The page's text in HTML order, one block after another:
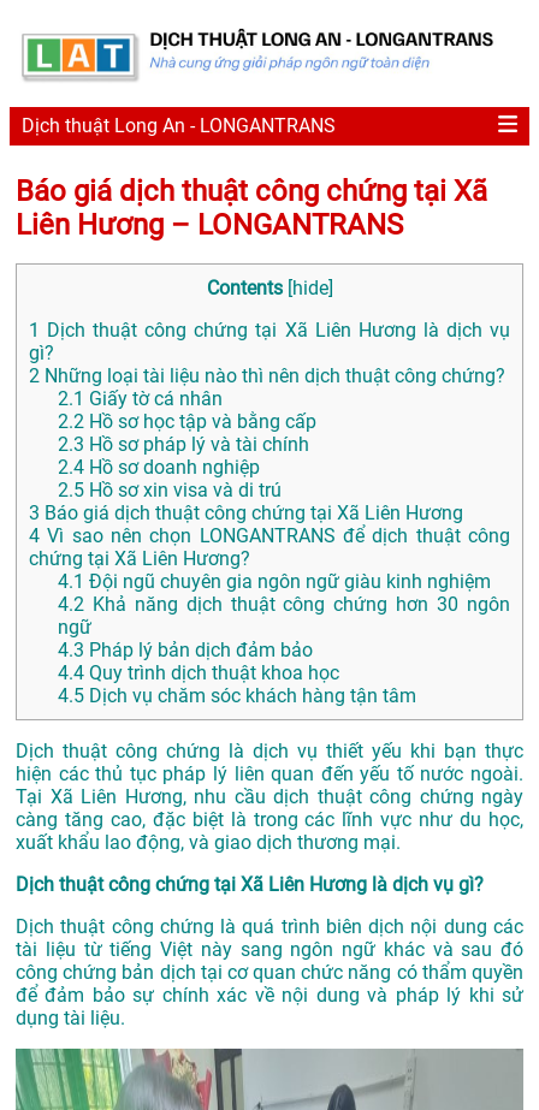
Dịch thuật Long An - LONGANTRANS
Báo giá dịch thuật công chứng tại Xã
Liên Hương – LONGANTRANS
Contents [hide]
1
Dịch thuật công chứng tại Xã Liên Hương là dịch vụ
gì?
2 Những loại tài liệu nào thì nên dịch thuật công chứng?
2.1 Giấy tờ cá nhân
2.2 Hồ sơ học tập và bằng cấp
2.3 Hồ sơ pháp lý và tài chính
2.4 Hồ sơ doanh nghiệp
2.5 Hồ sơ xin visa và di trú
3 Báo giá dịch thuật công chứng tại Xã Liên Hương
4 Vì sao nên chọn LONGANTRANS để dịch thuật công
chứng tại Xã Liên Hương?
4.1 Đội ngũ chuyên gia ngôn ngữ giàu kinh nghiệm
4.2 Khả năng dịch thuật công chứng hơn 30 ngôn
ngữ
4.3 Pháp lý bản dịch đảm bảo
4.4 Quy trình dịch thuật khoa học
4.5 Dịch vụ chăm sóc khách hàng tận tâm
Dịch thuật công chứng là dịch vụ thiết yếu khi bạn thực
hiện các thủ tục pháp lý liên quan đến yếu tố nước ngoài.
Tại Xã Liên Hương, nhu cầu dịch thuật công chứng ngày
càng tăng cao, đặc biệt là trong các lĩnh vực như du học,
xuất khẩu lao động, và giao dịch thương mại.
Dịch thuật công chứng tại Xã Liên Hương là dịch vụ gì?
Dịch thuật công chứng là quá trình biên dịch nội dung các
tài liệu từ tiếng Việt này sang ngôn ngữ khác và sau đó
công chứng bản dịch tại cơ quan chức năng có thẩm quyền
để đảm bảo sự chính xác về nội dung và pháp lý khi sử
dụng tài liệu.